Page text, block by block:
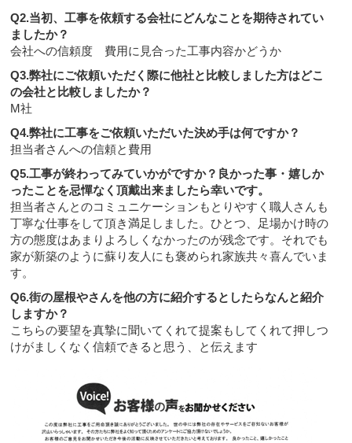
Q2.当初、工事を依頼する会社にどんなことを期待されてい
ましたか？
会社への信頼度 費用に見合った工事内容かどうか
Q3.弊社にご依頼いただく際に他社と比較しました方はどこ
の会社と比較しましたか？
M社
Q4.弊社に工事をご依頼いただいた決め手は何ですか？
担当者さんへの信頼と費用
Q5.工事が終わってみていかがですか？良かった事・嬉しか
ったことを忌憚なく頂戴出来ましたら幸いです。
担当者さんとのコミュニケーションもとりやすく職人さんも
丁寧な仕事をして頂き満足しました。ひとつ、足場かけ時の
方の態度はあまりよろしくなかったのが残念です。それでも
家が新築のように蘇り友人にも褒められ家族共々喜んでいま
す。
Q6.街の屋根やさんを他の方に紹介するとしたらなんと紹介
しますか？
こちらの要望を真摯に聞いてくれて提案もしてくれて押しつ
けがましくなく信頼できると思う、と伝えます